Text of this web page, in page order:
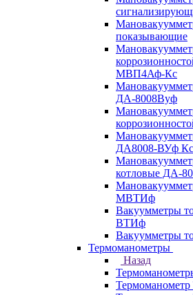
показывающие
МВП4Аф-Кс
ДА-8008Вуф
ДА8008-ВУф
котловые ДА-
МВТИф
Вакуумметры
ВТИф
Вакуумметры
Термоманометры
Назад